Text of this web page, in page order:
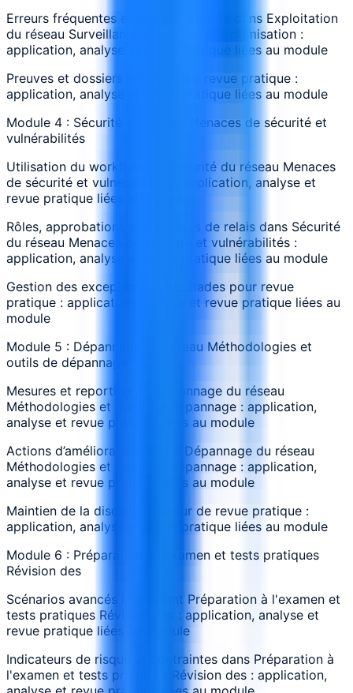
Erreurs fréquentes et signaux d’alerte dans Exploitation
du réseau Surveillance du réseau et optimisation :
application, analyse et revue pratique liées au module
Preuves et dossiers produits par revue pratique :
application, analyse et revue pratique liées au module
Module 4 : Sécurité du réseau Menaces de sécurité et
vulnérabilités
Utilisation du workflow de Sécurité du réseau Menaces
de sécurité et vulnérabilités : application, analyse et
revue pratique liées au module
Rôles, approbations et passages de relais dans Sécurité
du réseau Menaces de sécurité et vulnérabilités :
application, analyse et revue pratique liées au module
Gestion des exceptions et escalades pour revue
pratique : application, analyse et revue pratique liées au
module
Module 5 : Dépannage du réseau Méthodologies et
outils de dépannage
Mesures et reporting de Dépannage du réseau
Méthodologies et outils de dépannage : application,
analyse et revue pratique liées au module
Actions d’amélioration liées à Dépannage du réseau
Méthodologies et outils de dépannage : application,
analyse et revue pratique liées au module
Maintien de la discipline autour de revue pratique :
application, analyse et revue pratique liées au module
Module 6 : Préparation à l'examen et tests pratiques
Révision des
Scénarios avancés impliquant Préparation à l'examen et
tests pratiques Révision des : application, analyse et
revue pratique liées au module
Indicateurs de risque et contraintes dans Préparation à
l'examen et tests pratiques Révision des : application,